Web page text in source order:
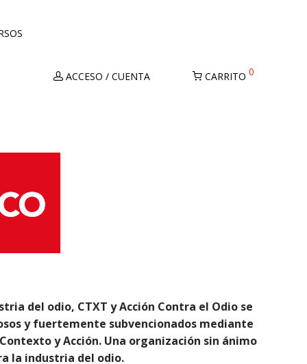
ACCESO / CUENTA CARRITO 0
del odio, CTXT y Acción Contra el Odio se
y fuertemente subvencionados mediante
y Acción. Una organización sin ánimo
la industria del odio.